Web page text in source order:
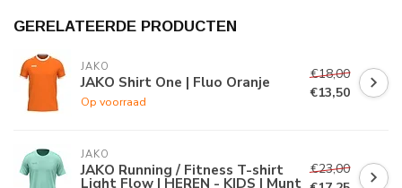
GERELATEERDE PRODUCTEN
JAKO
JAKO Shirt One | Fluo Oranje
Op voorraad
€18,00
€13,50
JAKO
JAKO Running / Fitness T-shirt
Light Flow | HEREN - KIDS | Munt
€23,00